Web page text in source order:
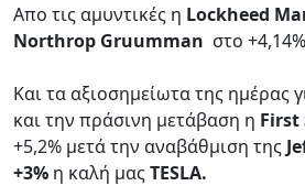
Aπο τις αμυντικές η Lockheed
Northrop Gruumman στο
Kαι τα αξιοσημείωτα της ημέρας
και την πράσινη μετάβαση η First
+5,2% μετά την αναβάθμιση της
+3% η καλή μαςTESLA.